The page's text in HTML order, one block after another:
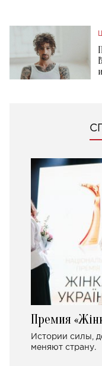
Премия
Истории силы,
меняют страну.